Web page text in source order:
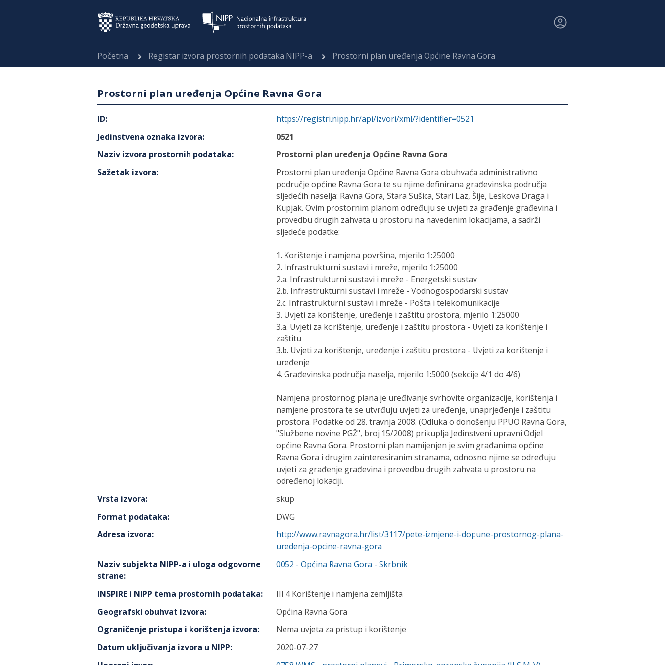
Početna Registar izvora prostornih podataka NIPP-a Prostorni plan uređenja Općine Ravna Gora
Prostorni plan uređenja Općine Ravna Gora
ID:
https://registri.nipp.hr/api/izvori/xml/?identifier=0521
Jedinstvena oznaka izvora:
0521
Naziv izvora prostornih podataka:
Prostorni plan uređenja Općine Ravna Gora
Sažetak izvora:
Prostorni plan uređenja Općine Ravna Gora obuhvaća administrativno
područje općine Ravna Gora te su njime definirana građevinska područja
sljedećih naselja: Ravna Gora, Stara Sušica, Stari Laz, Šije, Leskova Draga i
Kupjak. Ovim prostornim planom određuju se uvjeti za građenje građevina i
provedbu drugih zahvata u prostoru na navedenim lokacijama, a sadrži
sljedeće podatke:
1. Korištenje i namjena površina, mjerilo 1:25000
2. Infrastrukturni sustavi i mreže, mjerilo 1:25000
2.a. Infrastrukturni sustavi i mreže - Energetski sustav
2.b. Infrastrukturni sustavi i mreže - Vodnogospodarski sustav
2.c. Infrastrukturni sustavi i mreže - Pošta i telekomunikacije
3. Uvjeti za korištenje, uređenje i zaštitu prostora, mjerilo 1:25000
3.a. Uvjeti za korištenje, uređenje i zaštitu prostora - Uvjeti za korištenje i
zaštitu
3.b. Uvjeti za korištenje, uređenje i zaštitu prostora - Uvjeti za korištenje i
uređenje
4. Građevinska područja naselja, mjerilo 1:5000 (sekcije 4/1 do 4/6)
Namjena prostornog plana je uređivanje svrhovite organizacije, korištenja i
namjene prostora te se utvrđuju uvjeti za uređenje, unaprjeđenje i zaštitu
prostora. Podatke od 28. travnja 2008. (Odluka o donošenju PPUO Ravna Gora,
"Službene novine PGŽ", broj 15/2008) prikuplja Jedinstveni upravni Odjel
općine Ravna Gora. Prostorni plan namijenjen je svim građanima općine
Ravna Gora i drugim zainteresiranim stranama, odnosno njime se određuju
uvjeti za građenje građevina i provedbu drugih zahvata u prostoru na
određenoj lokaciji.
Vrsta izvora:
skup
Format podataka:
DWG
Adresa izvora:
http://www.ravnagora.hr/list/3117/pete-izmjene-i-dopune-prostornog-plana-
uredenja-opcine-ravna-gora
Naziv subjekta NIPP-a i uloga odgovorne
strane:
0052 - Općina Ravna Gora - Skrbnik
INSPIRE i NIPP tema prostornih podataka:
III 4 Korištenje i namjena zemljišta
Geografski obuhvat izvora:
Općina Ravna Gora
Ograničenje pristupa i korištenja izvora:
Nema uvjeta za pristup i korištenje
Datum uključivanja izvora u NIPP:
2020-07-27